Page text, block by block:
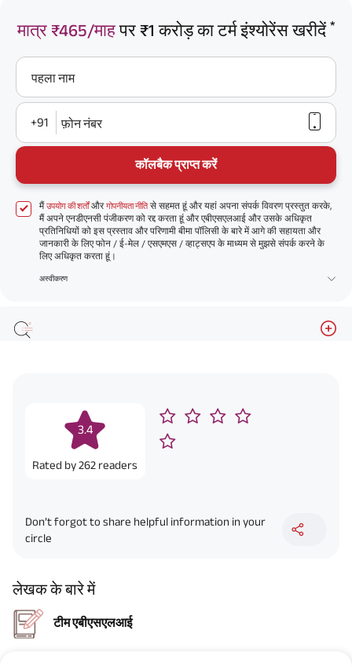
मात्र ₹465/माहपर ₹1 करोड़ का टर्म इंश्योरेंस खरीदें *
पहला नाम
+91 फ़ोन नंबर
कॉलबैक प्राप्त करें
मैंउपयोग की शर्तोंऔरगोपनीयता नीतिसे सहमत हूं और यहां अपना संपर्क विवरण प्रस्तुत करके,
मैं अपने एनडीएनसी पंजीकरण को रद्द करता हूं और एबीएसएलआई और उसके अधिकृत
प्रतिनिधियों को इस प्रस्ताव और परिणामी बीमा पॉलिसी के बारे में आगे की सहायता और
जानकारी के लिए फोन / ई-मेल / एसएमएस / व्हाट्सएप के माध्यम से मुझसे संपर्क करने के
लिए अधिकृत करता हूं।
अस्वीकरण
3.4
Rated by262 readers
Don’t forgot to share helpful information in your
circle
लेखक के बारे में
टीम एबीएसएलआई